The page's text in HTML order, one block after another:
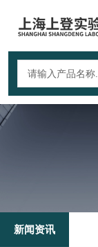
新闻资讯